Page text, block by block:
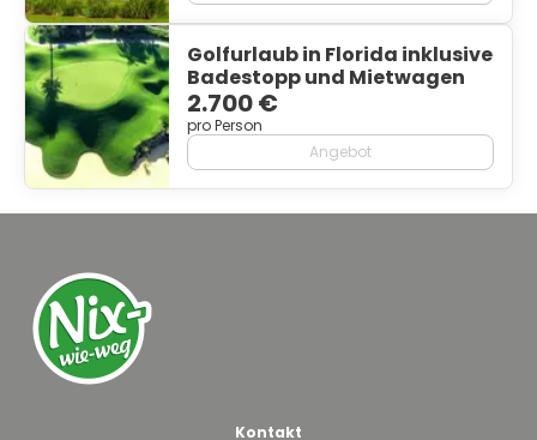
Golfurlaub in Florida inklusive
Badestopp und Mietwagen
2.700 €
pro Person
Angebot
Kontakt